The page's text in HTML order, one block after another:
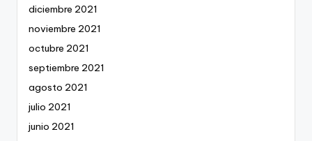
diciembre 2021
noviembre 2021
octubre 2021
septiembre 2021
agosto 2021
julio 2021
junio 2021